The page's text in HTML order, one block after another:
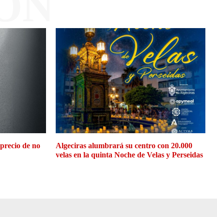
de no
Algeciras alumbrará su centro con 20.000
velas en la quinta Noche de Velas y Perseidas